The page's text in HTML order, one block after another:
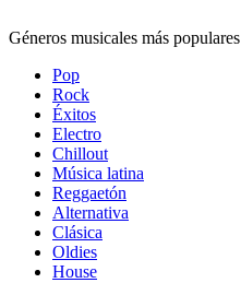
Géneros musicales más populares
Pop
Rock
Éxitos
Electro
Chillout
Música latina
Reggaetón
Alternativa
Clásica
Oldies
House